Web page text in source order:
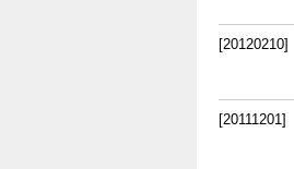
[20120210]
[20111201]